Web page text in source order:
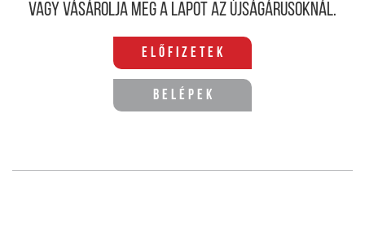
Vagy vásárolja meg a lapot az újságárusoknál.
Előfizetek
Belépek